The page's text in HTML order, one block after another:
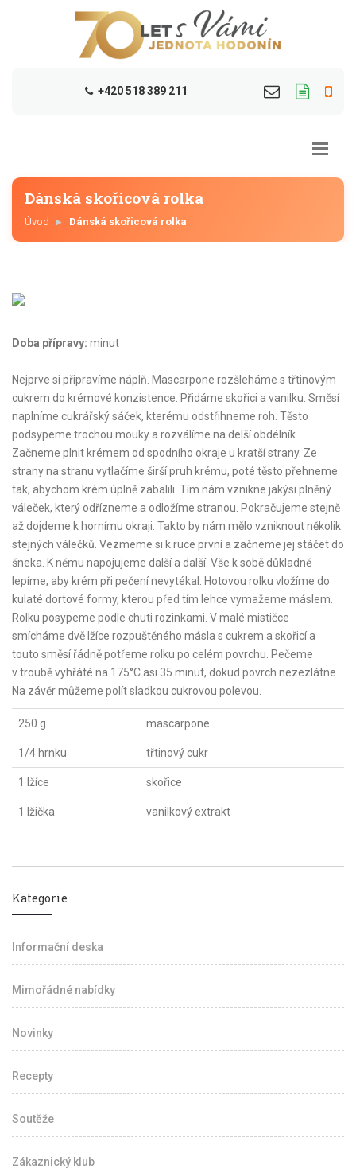
+420 518 389 211
Dánská skořicová rolka
Úvod Dánská skořicová rolka
Doba přípravy: minut
Nejprve si připravíme náplň. Mascarpone rozšleháme s třtinovým
cukrem do krémové konzistence. Přidáme skořici a vanilku. Směsí
naplníme cukrářský sáček, kterému odstřihneme roh. Těsto
podsypeme trochou mouky a rozválíme na delší obdélník.
Začneme plnit krémem od spodního okraje u kratší strany. Ze
strany na stranu vytlačíme širší pruh krému, poté těsto přehneme
tak, abychom krém úplně zabalili. Tím nám vznikne jakýsi plněný
váleček, který odřízneme a odložíme stranou. Pokračujeme stejně
až dojdeme k hornímu okraji. Takto by nám mělo vzniknout několik
stejných válečků. Vezmeme si k ruce první a začneme jej stáčet do
šneka. K němu napojujeme další a další. Vše k sobě důkladně
lepíme, aby krém při pečení nevytékal. Hotovou rolku vložíme do
kulaté dortové formy, kterou před tím lehce vymažeme máslem.
Rolku posypeme podle chuti rozinkami. V malé mističce
smícháme dvě lžíce rozpuštěného másla s cukrem a skořicí a
touto směsí řádně potřeme rolku po celém povrchu. Pečeme
v troubě vyhřáté na 175°C asi 35 minut, dokud povrch nezezlátne.
Na závěr můžeme polít sladkou cukrovou polevou.
250 g mascarpone
1/4 hrnku třtinový cukr
1 lžíce skořice
1 lžička vanilkový extrakt
Kategorie
Informační deska
Mimořádné nabídky
Novinky
Recepty
Soutěže
Zákaznický klub